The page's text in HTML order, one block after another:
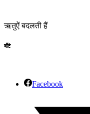
ऋतुऐं बदलती हैं
बाँटे
Facebook